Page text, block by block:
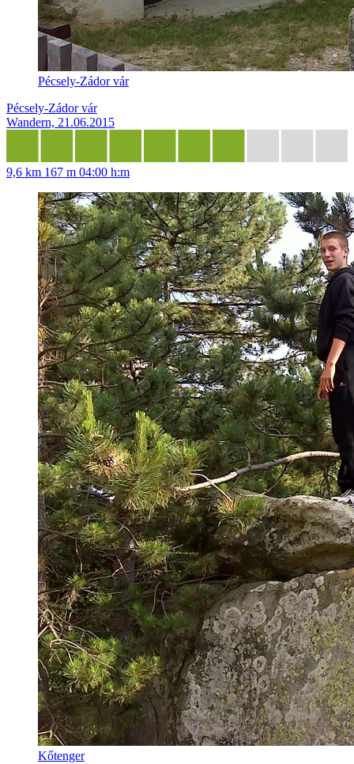
Pécsely-Zádor vár
Pécsely-Zádor vár
Wandern, 21.06.2015
9,6 km 167 m 04:00 h:m
Kőtenger